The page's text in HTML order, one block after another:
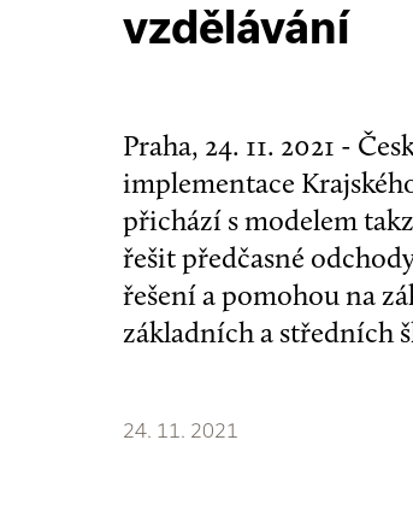
vzdělávání
Praha, 24. 11. 2021 -
implementace
přichází s modelem
řešit předčasné
řešení a pomohou na
základních a středních
24. 11. 2021